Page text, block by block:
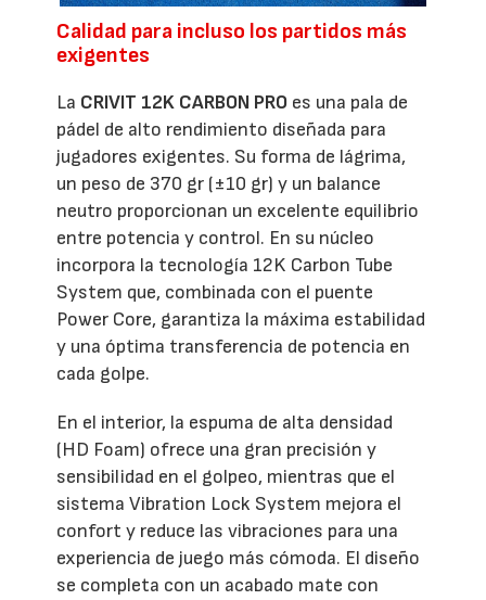
Calidad para incluso los partidos más
exigentes
La CRIVIT 12K CARBON PRO es una pala de
pádel de alto rendimiento diseñada para
jugadores exigentes. Su forma de lágrima,
un peso de 370 gr (±10 gr) y un balance
neutro proporcionan un excelente equilibrio
entre potencia y control. En su núcleo
incorpora la tecnología 12K Carbon Tube
System que, combinada con el puente
Power Core, garantiza la máxima estabilidad
y una óptima transferencia de potencia en
cada golpe.
En el interior, la espuma de alta densidad
(HD Foam) ofrece una gran precisión y
sensibilidad en el golpeo, mientras que el
sistema Vibration Lock System mejora el
confort y reduce las vibraciones para una
experiencia de juego más cómoda. El diseño
se completa con un acabado mate con